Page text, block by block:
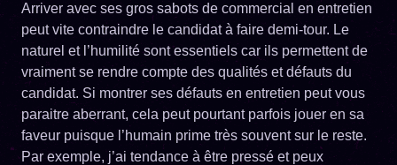
Arriver avec ses gros sabots de commercial en entretien
peut vite contraindre le candidat à faire demi-tour. Le
naturel et l’humilité sont essentiels car ils permettent de
vraiment se rendre compte des qualités et défauts du
candidat. Si montrer ses défauts en entretien peut vous
paraitre aberrant, cela peut pourtant parfois jouer en sa
faveur puisque l’humain prime très souvent sur le reste.
Par exemple, j’ai tendance à être pressé et peux